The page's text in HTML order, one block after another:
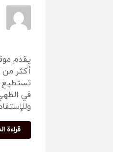
يقدم
تستطيع
في
قراءة